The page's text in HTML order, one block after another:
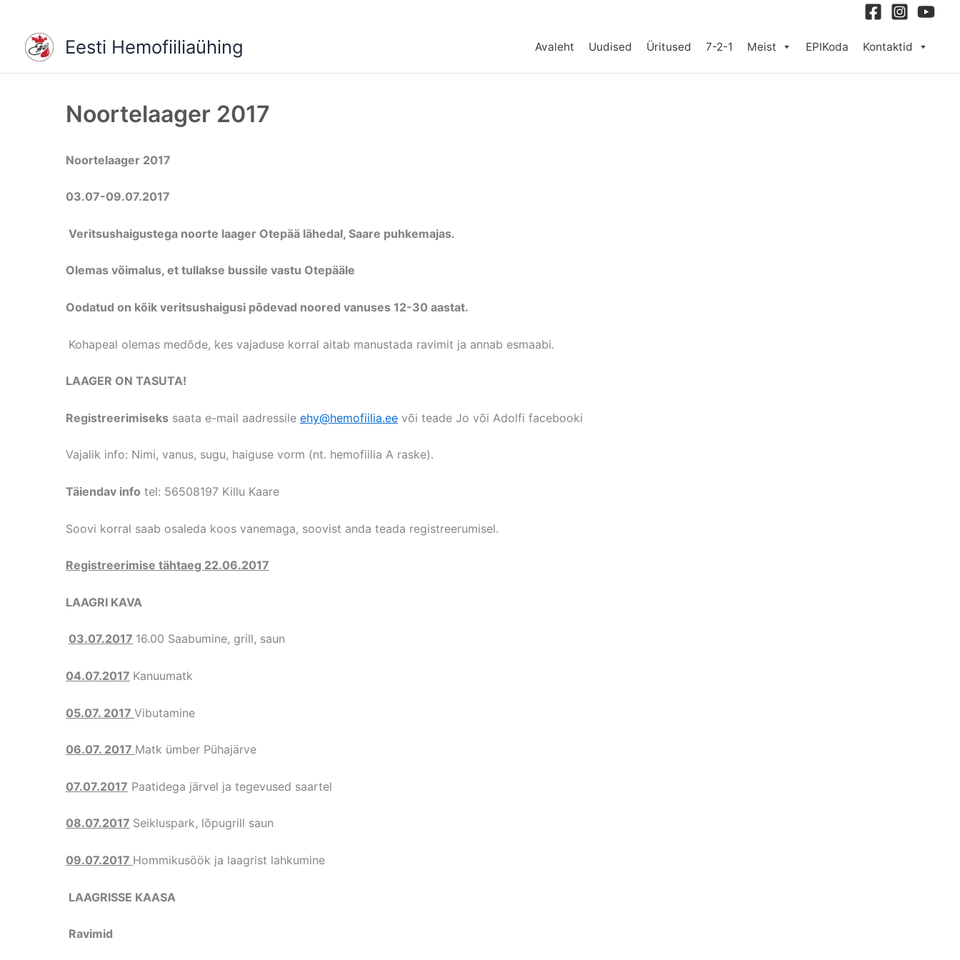
content
Eesti Hemofiiliaühing Avaleht Uudised Üritused 7-2-1 Meist EPIKoda Kontaktid
Noortelaager 2017
Noortelaager 2017
03.07-09.07.2017
Veritsushaigustega noorte laager Otepää lähedal, Saare puhkemajas.
Olemas võimalus, et tullakse bussile vastu Otepääle
Oodatud on kõik veritsushaigusi põdevad noored vanuses 12-30 aastat.
Kohapeal olemas medõde, kes vajaduse korral aitab manustada ravimit ja annab esmaabi.
LAAGER ON TASUTA!
Registreerimiseks saata e-mail aadressile ehy@hemofiilia.ee või teade Jo või Adolfi facebooki
Vajalik info: Nimi, vanus, sugu, haiguse vorm (nt. hemofiilia A raske).
Täiendav info tel: 56508197 Killu Kaare
Soovi korral saab osaleda koos vanemaga, soovist anda teada registreerumisel.
Registreerimise tähtaeg 22.06.2017
LAAGRI KAVA
03.07.2017 16.00 Saabumine, grill, saun
04.07.2017 Kanuumatk
05.07. 2017 Vibutamine
06.07. 2017 Matk ümber Pühajärve
07.07.2017 Paatidega järvel ja tegevused saartel
08.07.2017 Seikluspark, lõpugrill saun
09.07.2017 Hommikusöök ja laagrist lahkumine
LAAGRISSE KAASA
Ravimid